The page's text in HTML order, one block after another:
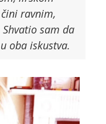
ravnim,
sam da
oba iskustva.